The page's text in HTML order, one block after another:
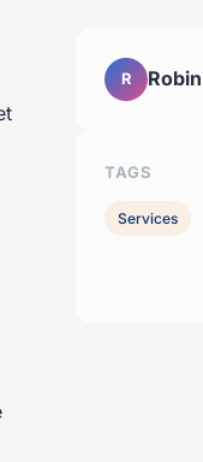
R Robin
TAGS
Services